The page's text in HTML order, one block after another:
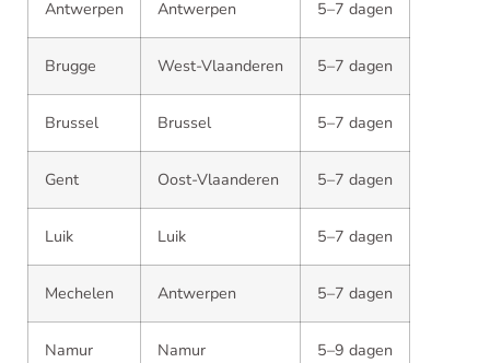
Antwerpen Antwerpen 5–7 dagen
Brugge West-Vlaanderen 5–7 dagen
Brussel Brussel 5–7 dagen
Gent Oost-Vlaanderen 5–7 dagen
Luik Luik 5–7 dagen
Mechelen Antwerpen 5–7 dagen
Namur Namur 5–9 dagen